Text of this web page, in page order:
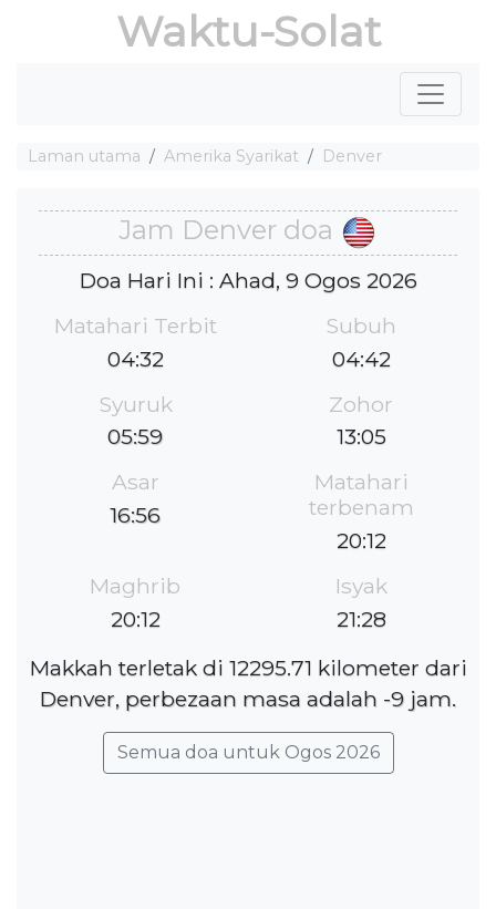
Waktu-Solat
Laman utama Amerika Syarikat Denver
Jam Denver doa
Doa Hari Ini : Ahad, 9 Ogos 2026
Matahari Terbit
04:32
Subuh
04:42
Syuruk
05:59
Zohor
13:05
Asar
16:56
Matahari
terbenam
20:12
Maghrib
20:12
Isyak
21:28
Makkah terletak di 12295.71 kilometer dari
Denver, perbezaan masa adalah -9 jam.
Semua doa untuk Ogos 2026